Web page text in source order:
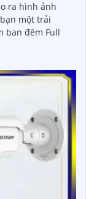
ra hình ảnh
một trải